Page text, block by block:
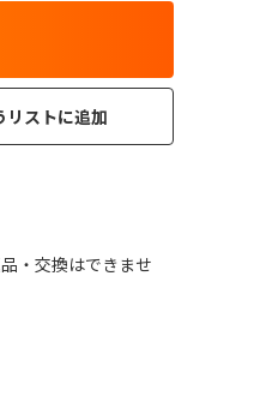
リストに追加
・交換はできませ